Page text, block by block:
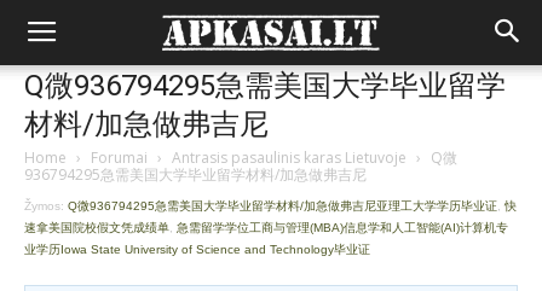
Q微936794295急需美国大学毕业留学
材料/加急做弗吉尼
Home › Forumai › Antrasis pasaulinis karas Lietuvoje › Q微
936794295急需美国大学毕业留学材料/加急做弗吉尼
Žymos: Q微936794295急需美国大学毕业留学材料/加急做弗吉尼亚理工大学学历毕业证 快
速拿美国院校假文凭成绩单 急需留学学位工商与管理(MBA)信息学和人工智能(AI)计算机专
业学历Iowa State University of Science and Technology毕业证